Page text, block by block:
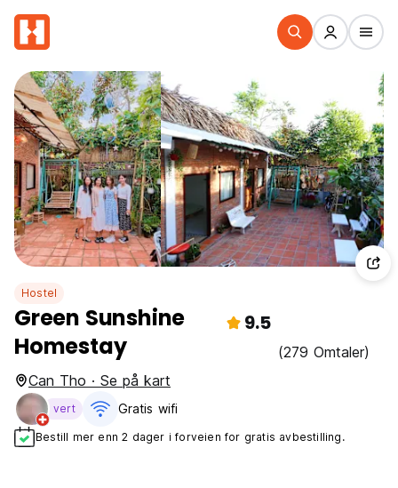
Hostel
Green Sunshine
Homestay
9.5
(279 Omtaler)
Can Tho · Se på kart
vert Gratis wifi‎
Bestill mer enn 2 dager i forveien for gratis avbestilling.